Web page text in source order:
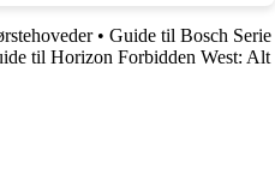
• Guide til Bosch Serie
til Horizon Forbidden West: Alt